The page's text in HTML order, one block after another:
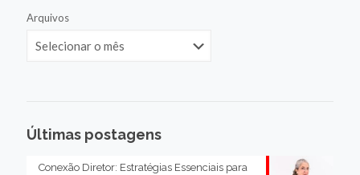
Arquivos
Últimas postagens
Conexão Diretor: Estratégias Essenciais para